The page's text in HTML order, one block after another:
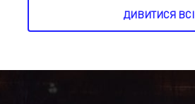
ДИВИТИСЯ ВСІ